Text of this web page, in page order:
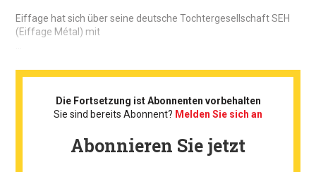
Eiffage hat sich über seine deutsche Tochtergesellschaft SEH
(Eiffage Métal) mit
Die Fortsetzung ist Abonnenten vorbehalten
Sie sind bereits Abonnent? Melden Sie sich an
Abonnieren Sie jetzt